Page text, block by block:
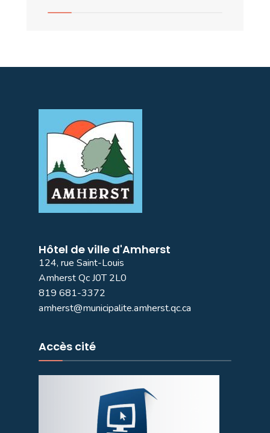
Hôtel de ville d'Amherst
124, rue Saint-Louis
Amherst Qc J0T 2L0
819 681-3372
amherst@municipalite.amherst.qc.ca
Accès cité